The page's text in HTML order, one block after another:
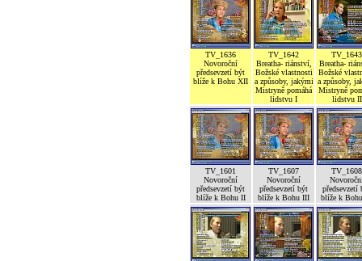
TV_1636
Novoroční
předsevzetí být
blíže k Bohu XII
TV_1642
Breatha- riánství,
Božské vlastnosti
a způsoby, jakými
Mistryně pomáhá
lidstvu I
TV_1643
Breatha-
Božské
a způsoby,
Mistryně
lidstvu II
TV_1601
Novoroční
předsevzetí být
blíže k Bohu II
TV_1607
Novoroční
předsevzetí být
blíže k Bohu III
TV_1608
předsevzetí
blíže k